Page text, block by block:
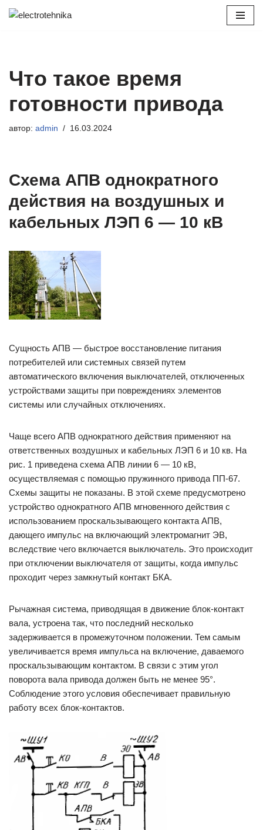
Что такое время
готовности привода
автор: admin 16.03.2024
Схема АПВ однократного
действия на воздушных и
кабельных ЛЭП 6 — 10 кВ
Сущность АПВ — быстрое восстановление питания
потребителей или системных связей путем
автоматического включения выключателей, отключенных
устройствами защиты при повреждениях элементов
системы или случайных отключениях.
Чаще всего АПВ однократного действия применяют на
ответственных воздушных и кабельных ЛЭП 6 и 10 кв. На
рис. 1 приведена схема АПВ линии 6 — 10 кВ,
осуществляемая с помощью пружинного привода ПП-67.
Схемы защиты не показаны. В этой схеме предусмотрено
устройство однократного АПВ мгновенного действия с
использованием проскальзывающего контакта АПВ,
дающего импульс на включающий электромагнит ЭВ,
вследствие чего включается выключатель. Это происходит
при отключении выключателя от защиты, когда импульс
проходит через замкнутый контакт БКА.
Рычажная система, приводящая в движение блок-контакт
вала, устроена так, что последний несколько
задерживается в промежуточном положении. Тем самым
увеличивается время импульса на включение, даваемого
проскальзывающим контактом. В связи с этим угол
поворота вала привода должен быть не менее 95°.
Соблюдение этого условия обеспечивает правильную
работу всех блок-контактов.